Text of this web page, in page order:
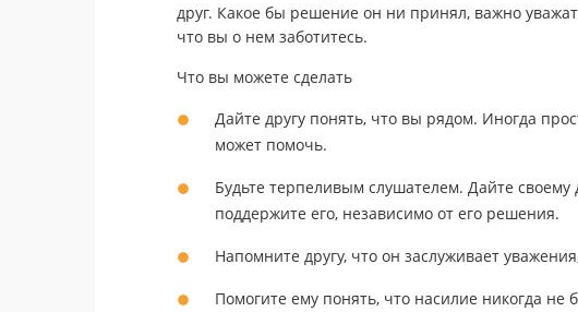
друг. Какое бы решение он ни принял, важно
что вы о нем заботитесь.
Что вы можете сделать
Дайте другу понять, что вы рядом. Иногда
может помочь.
Будьте терпеливым слушателем. Дайте
поддержите его, независимо от его решения.
Напомните другу, что он заслуживает
Помогите ему понять, что насилие никогда